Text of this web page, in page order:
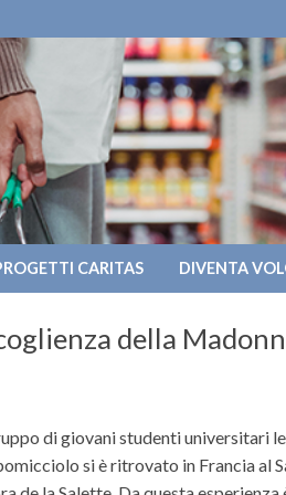
CARITAS DIVENTA
della
di giovani studenti universitari
si è ritrovato in Francia al